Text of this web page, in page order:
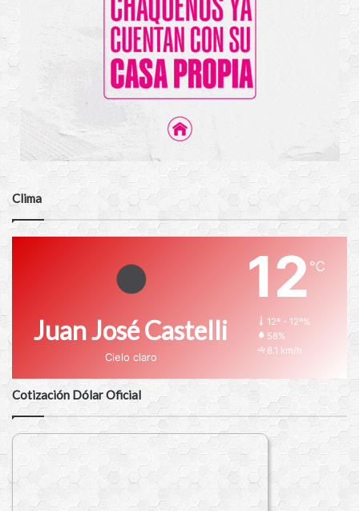
Clima
Juan José Castelli
Cielo claro
12℃
12º - 12º%
58%
8.1 km/h
Cotización Dólar Oficial